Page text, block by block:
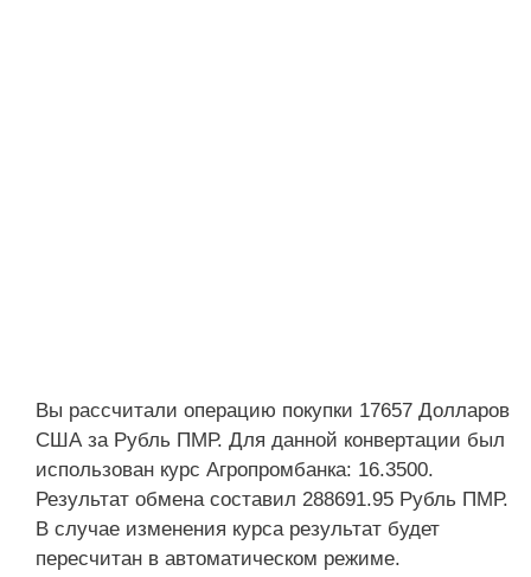
Вы рассчитали операцию покупки 17657 Долларов
США за Рубль ПМР. Для данной конвертации был
использован курс Агропромбанка: 16.3500.
Результат обмена составил 288691.95 Рубль ПМР.
В случае изменения курса результат будет
пересчитан в автоматическом режиме.